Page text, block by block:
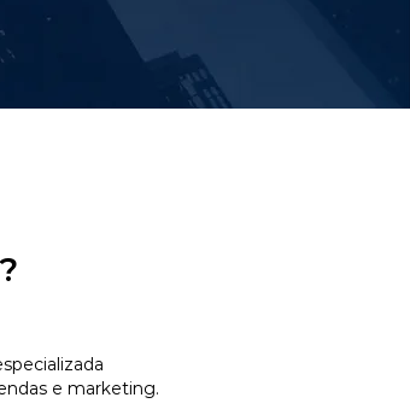
e marketing.